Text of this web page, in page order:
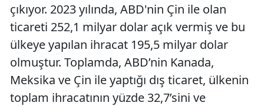
çıkıyor. 2023 yılında, ABD'nin Çin ile olan
ticareti 252,1 milyar dolar açık vermiş ve bu
ülkeye yapılan ihracat 195,5 milyar dolar
olmuştur. Toplamda, ABD’nin Kanada,
Meksika ve Çin ile yaptığı dış ticaret, ülkenin
toplam ihracatının yüzde 32,7’sini ve